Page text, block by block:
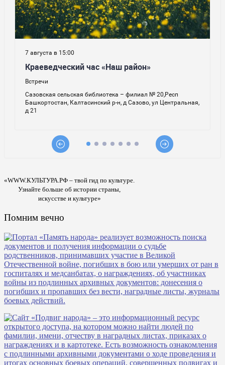
«WWW.КУЛЬТУРА.РФ – твой гид по культуре.
Узнайте больше об истории страны,
искусстве и культуре»
Помним вечно